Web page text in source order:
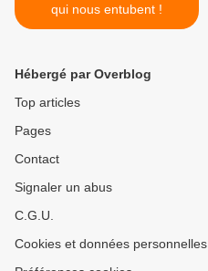
qui nous entubent !
Hébergé par Overblog
Top articles
Pages
Contact
Signaler un abus
C.G.U.
Cookies et données personnelles